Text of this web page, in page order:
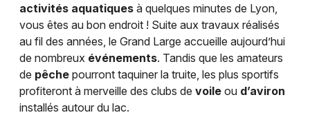
69 - Rhône
Choisir mes départements
Mon email
activités aquatiques à quelques minutes de Lyon,
vous êtes au bon endroit ! Suite aux travaux réalisés
au fil des années, le Grand Large accueille aujourd’hui
de nombreux événements. Tandis que les amateurs
de pêche pourront taquiner la truite, les plus sportifs
profiteront à merveille des clubs de voile ou d’aviron
installés autour du lac.